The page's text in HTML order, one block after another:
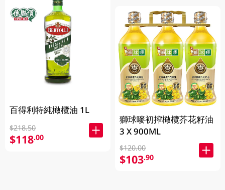
百得利特純橄欖油 1L
$218.50
$118.00
獅球嘜初搾橄欖芥花籽油
3 X 900ML
$120.00
$103.90